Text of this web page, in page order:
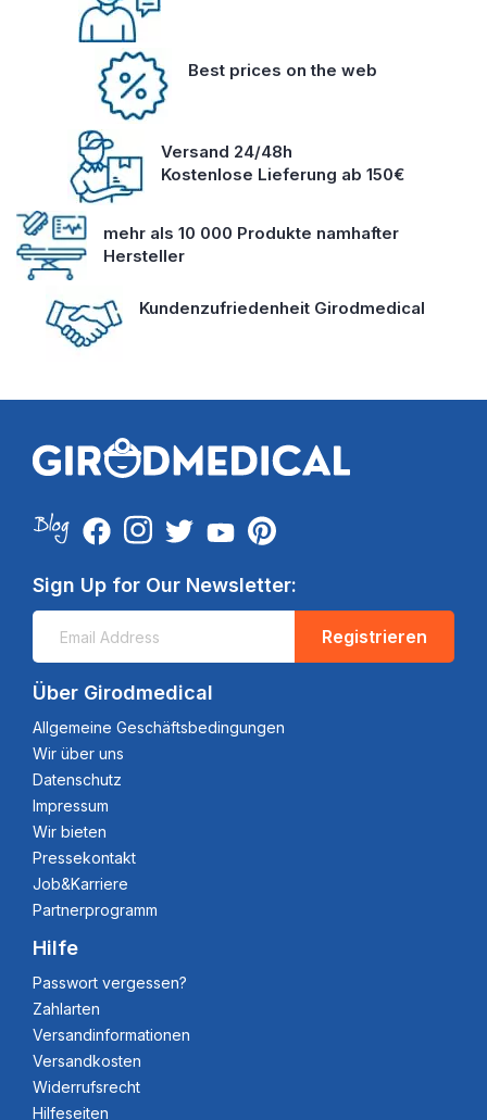
Best prices on the web
Versand 24/48h
Kostenlose Lieferung ab 150€
mehr als 10 000 Produkte namhafter
Hersteller
Kundenzufriedenheit Girodmedical
Sign Up for Our Newsletter:
Registrieren
Über Girodmedical
Allgemeine Geschäftsbedingungen
Wir über uns
Datenschutz
Impressum
Wir bieten
Pressekontakt
Job&Karriere
Partnerprogramm
Hilfe
Passwort vergessen?
Zahlarten
Versandinformationen
Versandkosten
Widerrufsrecht
Hilfeseiten